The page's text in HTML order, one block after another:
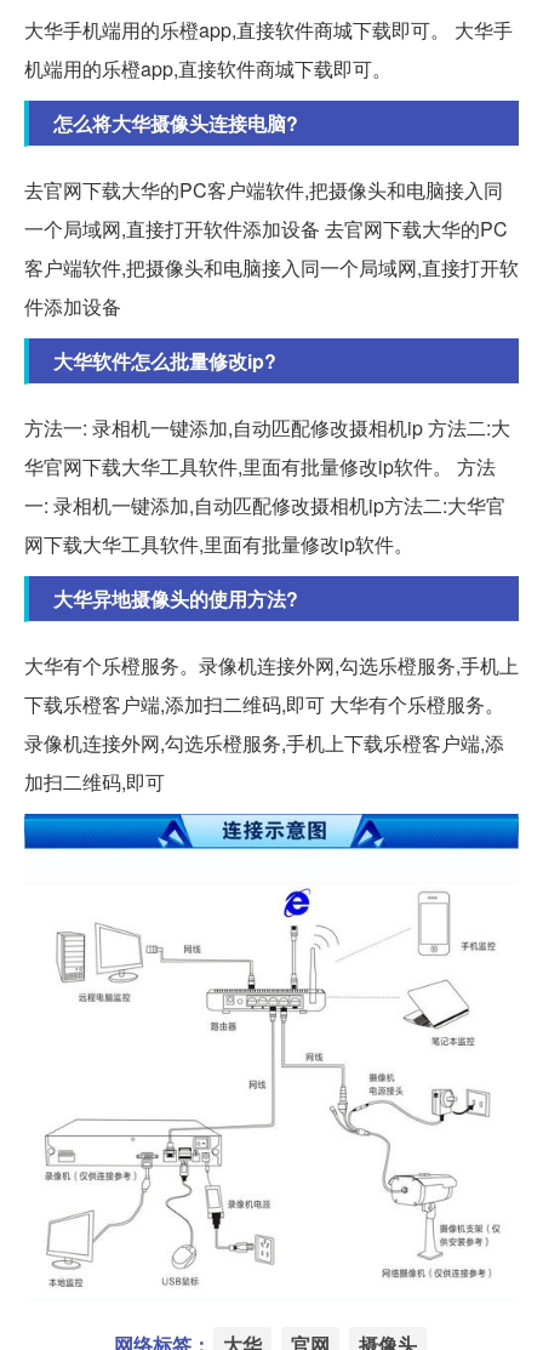
大华手机端用的乐橙app,直接软件商城下载即可。 大华手
机端用的乐橙app,直接软件商城下载即可。
怎么将大华摄像头连接电脑?
去官网下载大华的PC客户端软件,把摄像头和电脑接入同
一个局域网,直接打开软件添加设备 去官网下载大华的PC
客户端软件,把摄像头和电脑接入同一个局域网,直接打开软
件添加设备
大华软件怎么批量修改ip?
方法一: 录相机一键添加,自动匹配修改摄相机ip 方法二:大
华官网下载大华工具软件,里面有批量修改ip软件。 方法
一: 录相机一键添加,自动匹配修改摄相机ip方法二:大华官
网下载大华工具软件,里面有批量修改ip软件。
大华异地摄像头的使用方法?
大华有个乐橙服务。录像机连接外网,勾选乐橙服务,手机上
下载乐橙客户端,添加扫二维码,即可 大华有个乐橙服务。
录像机连接外网,勾选乐橙服务,手机上下载乐橙客户端,添
加扫二维码,即可